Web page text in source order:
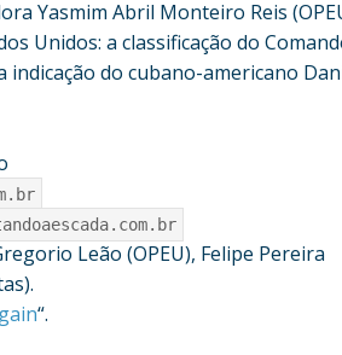
Yasmim Abril Monteiro Reis
Unidos: a classificação do
do cubano-americano
Leão (OPEU), Felipe Pereira
“.